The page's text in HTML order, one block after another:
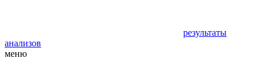
результаты
анализов
меню